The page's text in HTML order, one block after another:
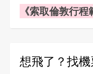
《索取倫敦行程
想飛了？找機